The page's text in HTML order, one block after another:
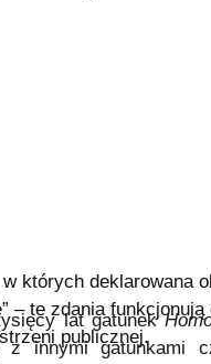
których deklarowana
– te zdania
publicznej.
lat gatunek
z innymi gatunkami